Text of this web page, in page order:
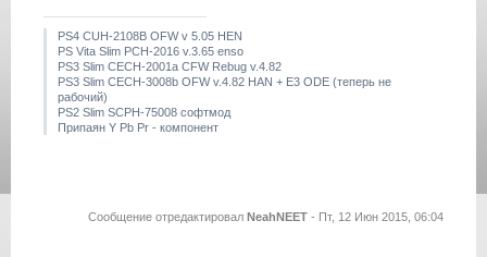
PS4 CUH-2108B OFW v 5.05 HEN
PS Vita Slim PCH-2016 v.3.65 enso
PS3 Slim CECH-2001a CFW Rebug v.4.82
PS3 Slim CECH-3008b OFW v.4.82 HAN + E3 ODE (теперь не
рабочий)
PS2 Slim SCPH-75008 софтмод
Припаян Y Pb Pr - компонент
Сообщение отредактировал NeahNEET - Пт, 12 Июн 2015, 06:04